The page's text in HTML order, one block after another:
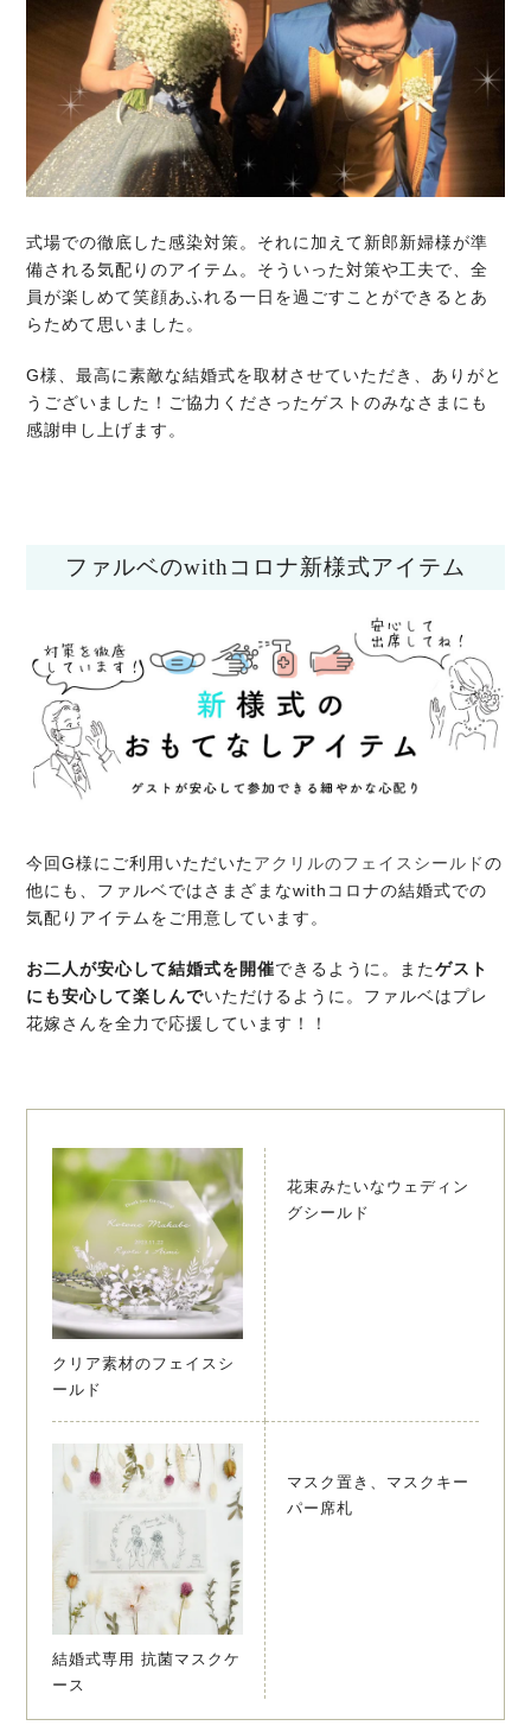
式場での徹底した感染対策。それに加えて新郎新婦様が準
備される気配りのアイテム。そういった対策や工夫で、全
員が楽しめて笑顔あふれる一日を過ごすことができるとあ
らためて思いました。
G様、最高に素敵な結婚式を取材させていただき、ありがと
うございました！ご協力くださったゲストのみなさまにも
感謝申し上げます。
ファルベのwithコロナ新様式アイテム
今回G様にご利用いただいたアクリルのフェイスシールドの
他にも、ファルベではさまざまなwithコロナの結婚式での
気配りアイテムをご用意しています。
お二人が安心して結婚式を開催できるように。またゲスト
にも安心して楽しんでいただけるように。ファルベはプレ
花嫁さんを全力で応援しています！！
クリア素材のフェイスシ
ールド
花束みたいなウェディン
グシールド
結婚式専用 抗菌マスクケ
ース
マスク置き、マスクキー
パー席札